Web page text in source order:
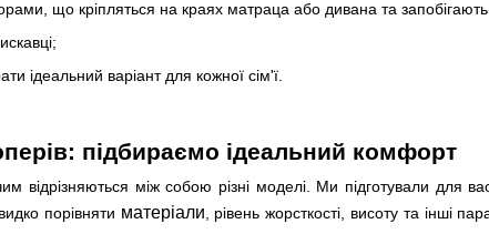
що кріпляться на краях матраца або дивана та запобігають
ідеальний варіант для кожної сім'ї.
підбираємо ідеальний комфорт
відрізняються між собою різні моделі. Ми підготували для
порівняти матеріали , рівень жорсткості, висоту та інші